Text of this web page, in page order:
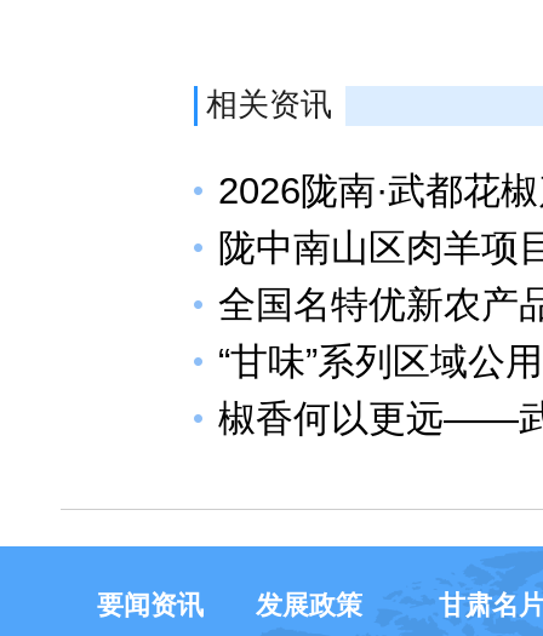
相关资讯
2026陇南·武都花
陇中南山区肉羊项
全国名特优新农产
“甘味”系列区域公
椒香何以更远——
要闻资讯 发展政策 甘肃名